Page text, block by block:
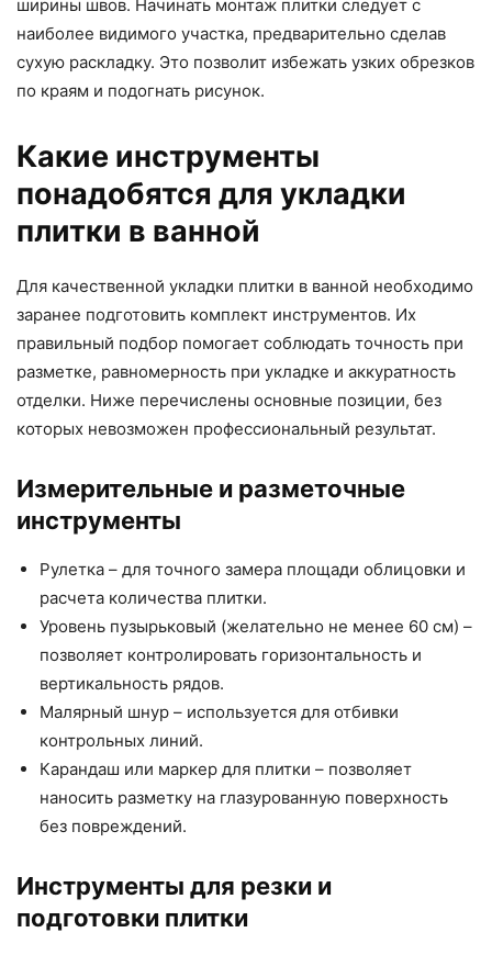
ширины швов. Начинать монтаж плитки следует с
наиболее видимого участка, предварительно сделав
сухую раскладку. Это позволит избежать узких обрезков
по краям и подогнать рисунок.
Какие инструменты
понадобятся для укладки
плитки в ванной
Для качественной укладки плитки в ванной необходимо
заранее подготовить комплект инструментов. Их
правильный подбор помогает соблюдать точность при
разметке, равномерность при укладке и аккуратность
отделки. Ниже перечислены основные позиции, без
которых невозможен профессиональный результат.
Измерительные и разметочные
инструменты
Рулетка – для точного замера площади облицовки и
расчета количества плитки.
Уровень пузырьковый (желательно не менее 60 см) –
позволяет контролировать горизонтальность и
вертикальность рядов.
Малярный шнур – используется для отбивки
контрольных линий.
Карандаш или маркер для плитки – позволяет
наносить разметку на глазурованную поверхность
без повреждений.
Инструменты для резки и
подготовки плитки